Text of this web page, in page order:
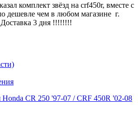
комплект звёзд на crf450r, вместе с
дешевле чем в любом магазине г.
3 дня !!!!!!!!